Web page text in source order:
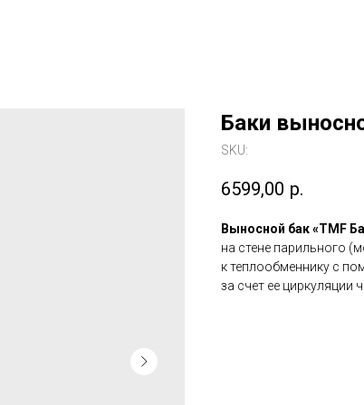
Баки
SKU:
6599,00 р.
Выносной бак «TMF
на стене парильного
к теплообменнику с
за счет ее циркуляции